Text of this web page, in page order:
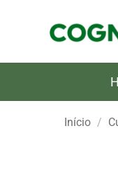
Início /